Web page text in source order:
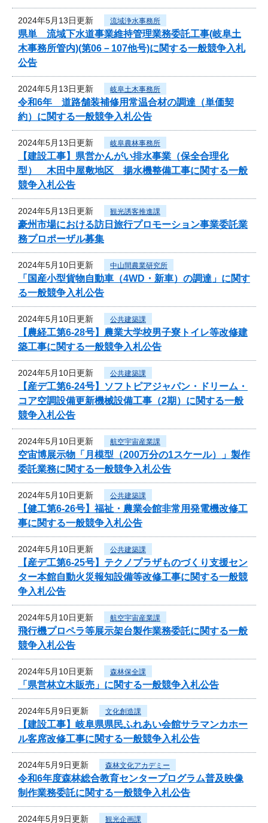
2024年5月13日更新 流域浄水事務所
県単 流域下水道事業維持管理業務委託工事(岐阜土
木事務所管内)(第06－107他号)に関する一般競争入札
公告
2024年5月13日更新 岐阜土木事務所
令和6年 道路舗装補修用常温合材の調達（単価契
約）に関する一般競争入札公告
2024年5月13日更新 岐阜農林事務所
【建設工事】県営かんがい排水事業（保全合理化
型） 木田中屋敷地区 揚水機整備工事に関する一般
競争入札公告
2024年5月13日更新 観光誘客推進課
豪州市場における訪日旅行プロモーション事業委託業
務プロポーザル募集
2024年5月10日更新 中山間農業研究所
「国産小型貨物自動車（4WD・新車）の調達」に関す
る一般競争入札公告
2024年5月10日更新 公共建築課
【農経工第6-28号】農業大学校男子寮トイレ等改修建
築工事に関する一般競争入札公告
2024年5月10日更新 公共建築課
【産デ工第6-24号】ソフトピアジャパン・ドリーム・
コア空調設備更新機械設備工事（2期）に関する一般
競争入札公告
2024年5月10日更新 航空宇宙産業課
空宙博展示物「月模型（200万分の1スケール）」製作
委託業務に関する一般競争入札公告
2024年5月10日更新 公共建築課
【健工第6-26号】福祉・農業会館非常用発電機改修工
事に関する一般競争入札公告
2024年5月10日更新 公共建築課
【産デ工第6-25号】テクノプラザものづくり支援セン
ター本館自動火災報知設備等改修工事に関する一般競
争入札公告
2024年5月10日更新 航空宇宙産業課
飛行機プロペラ等展示架台製作業務委託に関する一般
競争入札公告
2024年5月10日更新 森林保全課
「県営林立木販売」に関する一般競争入札公告
2024年5月9日更新 文化創造課
【建設工事】岐阜県県民ふれあい会館サラマンカホー
ル客席改修工事に関する一般競争入札公告
2024年5月9日更新 森林文化アカデミー
令和6年度森林総合教育センタープログラム普及映像
制作業務委託に関する一般競争入札公告
2024年5月9日更新 観光企画課